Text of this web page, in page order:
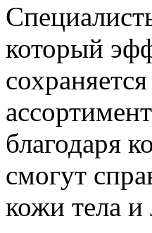
который
благодаря
смогут
кожи тела и